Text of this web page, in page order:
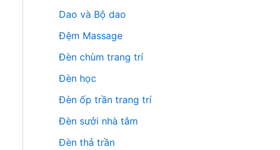
Dao và Bộ dao
Đệm Massage
Đèn chùm trang trí
Đèn học
Đèn ốp trần trang trí
Đèn sưởi nhà tắm
Đèn thả trần